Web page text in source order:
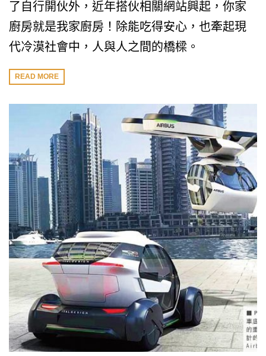
了自行開伙外，近年搭伙相關網站興起，你家
廚房就是我家廚房！除能吃得安心，也牽起現
代冷漠社會中，人與人之間的橋樑。
READ MORE